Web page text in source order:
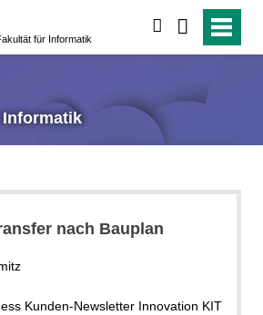
für Informatik
nach Bauplan
Kunden-Newsletter Innovation KIT